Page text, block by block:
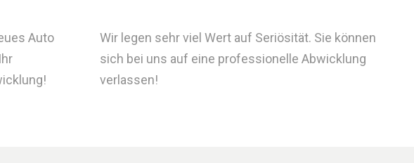
Auto
Wir legen sehr viel Wert auf Seriösität. Sie können
sich bei uns auf eine professionelle Abwicklung
verlassen!